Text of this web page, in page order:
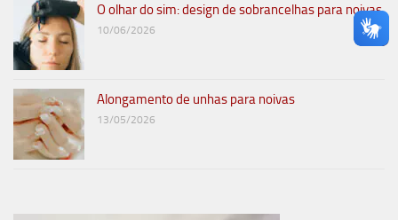
O olhar do sim: design de sobrancelhas para noivas
10/06/2026
Alongamento de unhas para noivas
13/05/2026